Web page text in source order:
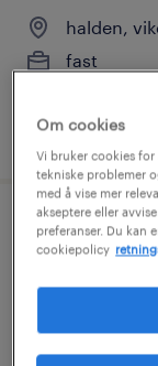
halden,
fast
publisert 29 juli
Om cookies
Vi bruker cookies
tekniske problemer
med å vise mer
akseptere eller
preferanser. Du kan
cookiepolicy